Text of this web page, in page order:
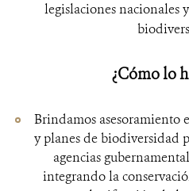
legislaciones nacionales
¿Cómo lo
Brindamos asesoramiento
y planes de biodiversidad
agencias
integrando la